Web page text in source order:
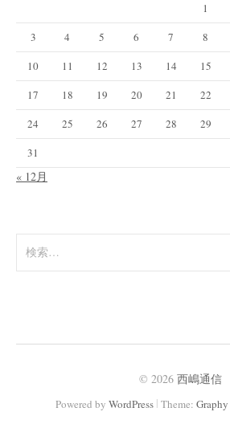
1
3
4 5 6 7 8
10
11 12 13 14 15
17
18 19 20 21 22
24
25 26 27 28 29
31
« 12月
索
© 2026 西嶋通信
Powered by WordPress | Theme: Graphy